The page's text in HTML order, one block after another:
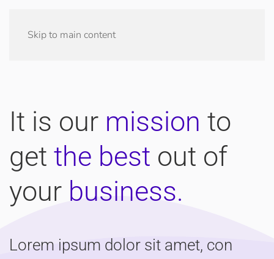
Skip to main content
It is our mission to
get the best out of
your business.
Lorem ipsum dolor sit amet, con